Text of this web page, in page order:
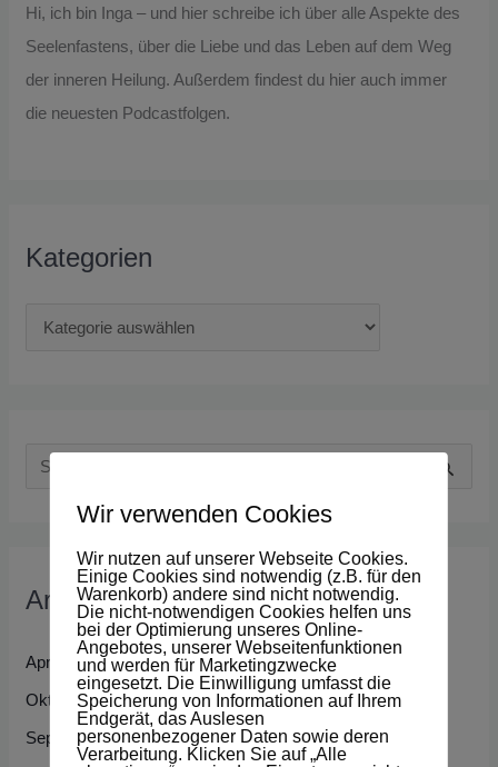
Hi, ich bin Inga – und hier schreibe ich über alle Aspekte des
Seelenfastens, über die Liebe und das Leben auf dem Weg
der inneren Heilung. Außerdem findest du hier auch immer
die neuesten Podcastfolgen.
Kategorien
e
n
a
c
Archiv
April 2026
Oktober 2025
September 2025
Wir verwenden Cookies
Wir nutzen auf unserer Webseite Cookies.
Einige Cookies sind notwendig (z.B. für den
Warenkorb) andere sind nicht notwendig.
Die nicht-notwendigen Cookies helfen uns
bei der Optimierung unseres Online-
Angebotes, unserer Webseitenfunktionen
und werden für Marketingzwecke
eingesetzt. Die Einwilligung umfasst die
Speicherung von Informationen auf Ihrem
Endgerät, das Auslesen
personenbezogener Daten sowie deren
Verarbeitung. Klicken Sie auf „Alle